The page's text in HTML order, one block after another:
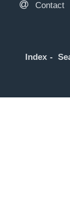
Contact
Index